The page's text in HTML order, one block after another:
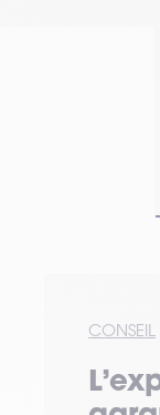
CONSEIL